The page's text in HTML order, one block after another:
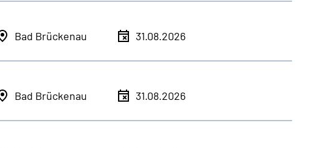
Bad Brückenau 31.08.2026
Bad Brückenau 31.08.2026